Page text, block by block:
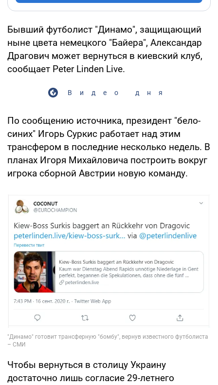
Бывший футболист "Динамо", защищающий
ныне цвета немецкого "Байера", Александар
Драгович может вернуться в киевский клуб,
сообщает Peter Linden Live.
Видео дня
По сообщению источника, президент "бело-
синих" Игорь Суркис работает над этим
трансфером в последние несколько недель. В
планах Игоря Михайловича построить вокруг
игрока сборной Австрии новую команду.
Чтобы вернуться в столицу Украину
достаточно лишь согласие 29-летнего